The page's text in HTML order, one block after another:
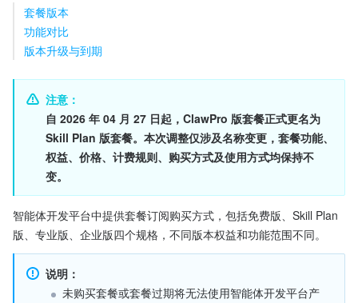
套餐版本
功能对比
版本升级与到期
注意：
自 2026 年 04 月 27 日起，ClawPro 版套餐正式更名为
Skill Plan 版套餐。本次调整仅涉及名称变更，套餐功能、
权益、价格、计费规则、购买方式及使用方式均保持不
变。
智能体开发平台中提供套餐订阅购买方式，包括免费版、Skill Plan
版、专业版、企业版四个规格，不同版本权益和功能范围不同。
说明：
未购买套餐或套餐过期将无法使用智能体开发平台产